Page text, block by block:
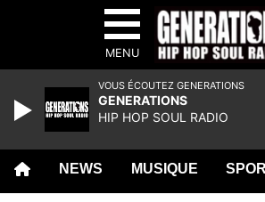
MENU
NEWS MUSIQUE
VOUS ÉCOUTEZ GENERATIONS
GENERATIONS
HIP HOP SOUL RADIO